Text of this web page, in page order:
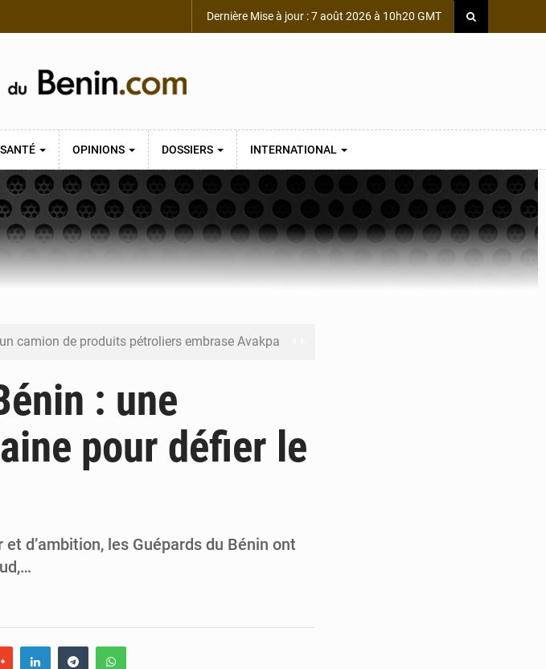
Dernière Mise à jour : 7 août 2026 à 10h20 GMT
SANTÉ OPINIONS DOSSIERS INTERNATIONAL
camion de produits pétroliers embrase Avakpa
inspecte le chantier du siège de l’Assemblée
scellent un partenariat inédit
: une
pour défier le
d’ambition, les Guépards du Bénin ont